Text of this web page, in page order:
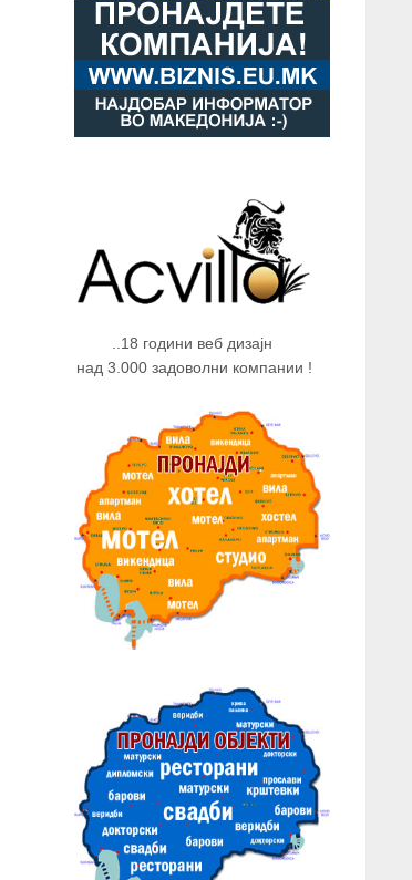
..18 години веб дизајн
над 3.000 задоволни компании !